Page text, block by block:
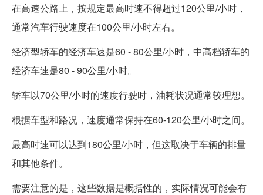
在高速公路上，按规定最高时速不得超过120公里/小时，
通常汽车行驶速度在100公里/小时左右。
经济型轿车的经济车速是60 - 80公里/小时，中高档轿车的
经济车速是80 - 90公里/小时。
轿车以70公里/小时的速度行驶时，油耗状况通常较理想。
根据车型和路况，速度通常保持在60-120公里/小时之间。
最高时速可以达到180公里/小时，但这取决于车辆的排量
和其他条件。
需要注意的是，这些数据是概括性的，实际情况可能会有